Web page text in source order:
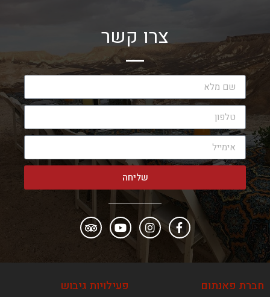
צרו קשר
שליחה
חברת פאנתום פעילויות גיבוש